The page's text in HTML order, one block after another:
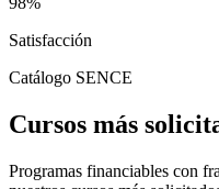
Satisfacción
Catálogo SENCE
Cursos más
Programas financiables con